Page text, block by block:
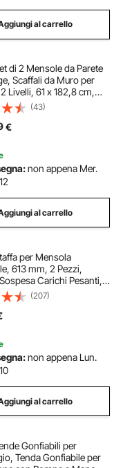
al carrello
di 2 Mensole da Parete
Scaffali da Muro per
Livelli, 61 x 182,8 cm,
Sospesi, Portata
kg, Soluzione
per Officina e Casa
(43)
€
non appena Mer.
al carrello
per Mensola
613 mm, 2 Pezzi,
Carichi Pesanti,
Staffa Mensola a L,
5 mm, Staffe per
Acciaio Carico di 136,1
(207)
non appena Lun.
al carrello
Gonfiabili per
Tenda Gonfiabile per